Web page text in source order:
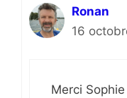
Ronan
16
Merci Sophie